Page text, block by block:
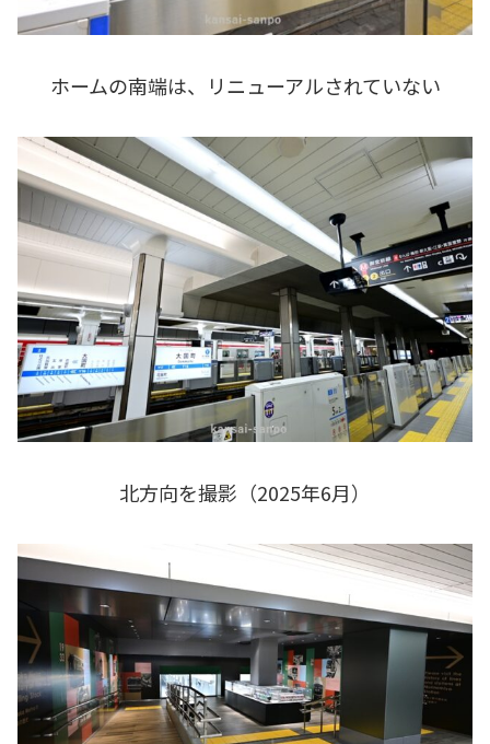
ホームの南端は、リニューアルされていない
北方向を撮影（2025年6月）